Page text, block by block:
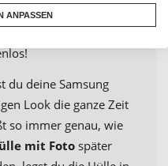
. Oder setze deinen
Designs in Szene.
du deine Samsung
Look die ganze Zeit
so immer genau, wie
mit Foto später
ANPASSEN